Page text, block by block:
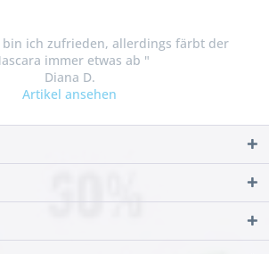
ich zufrieden, allerdings färbt der
immer etwas ab "
Diana D.
Artikel ansehen